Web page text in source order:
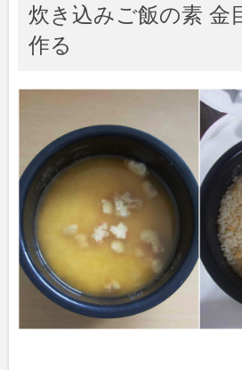
炊き込みご飯の素 金
作る